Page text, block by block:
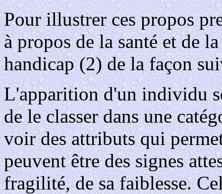
Pour illustrer ces propos
à propos de la santé et de
handicap (2) de la façon
L'apparition d'un individu
de le classer dans une
voir des attributs qui
peuvent être des signes
fragilité, de sa faiblesse.